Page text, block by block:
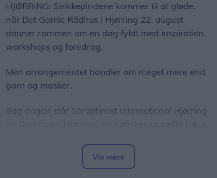
HJØRRING: Strikkepindene kommer til at gløde,
når Det Gamle Rådhus i Hjørring 22. august
danner rammen om en dag fyldt med inspiration,
workshops og foredrag.
Men arrangementet handler om meget mere end
garn og masker.
Bag dagen står Soroptimist International Hjørring
til at styrke den mentale sundhed og skabe nye
Vis mere